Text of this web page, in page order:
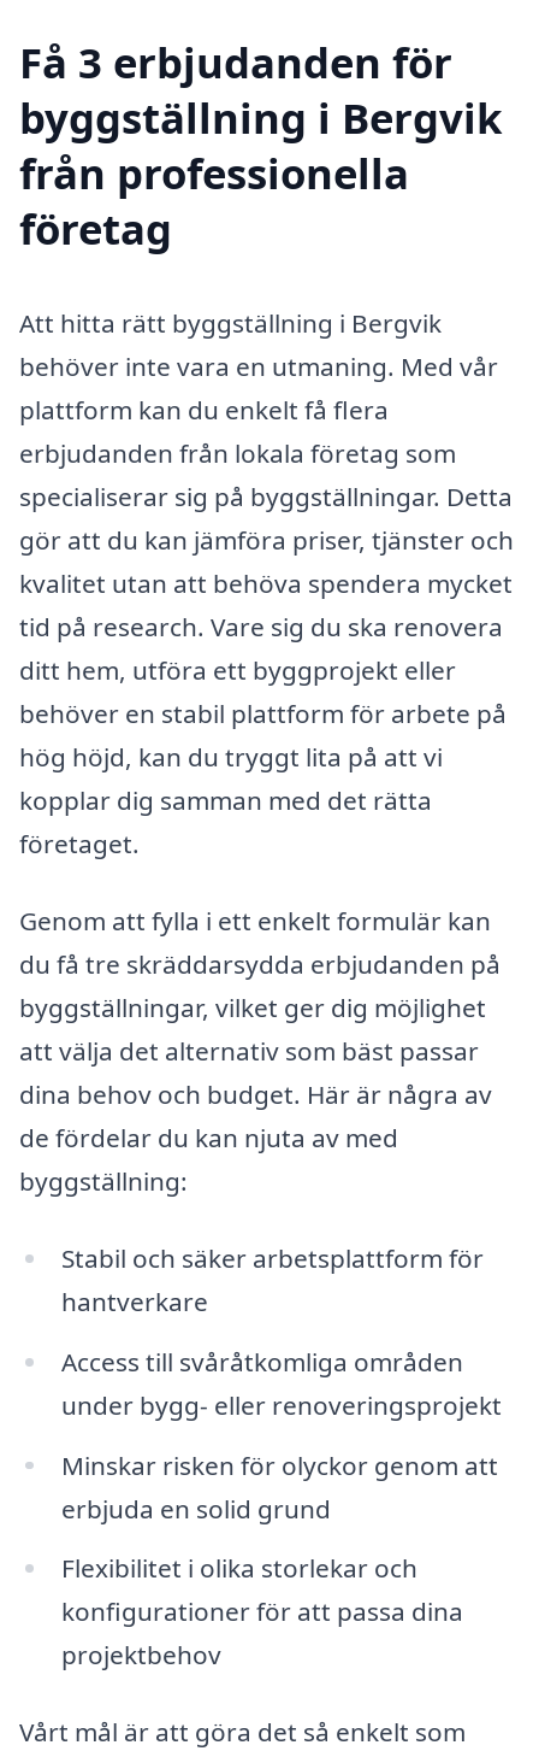
Få 3 erbjudanden för
byggställning i Bergvik
från professionella
företag
Att hitta rätt byggställning i Bergvik
behöver inte vara en utmaning. Med vår
plattform kan du enkelt få flera
erbjudanden från lokala företag som
specialiserar sig på byggställningar. Detta
gör att du kan jämföra priser, tjänster och
kvalitet utan att behöva spendera mycket
tid på research. Vare sig du ska renovera
ditt hem, utföra ett byggprojekt eller
behöver en stabil plattform för arbete på
hög höjd, kan du tryggt lita på att vi
kopplar dig samman med det rätta
företaget.
Genom att fylla i ett enkelt formulär kan
du få tre skräddarsydda erbjudanden på
byggställningar, vilket ger dig möjlighet
att välja det alternativ som bäst passar
dina behov och budget. Här är några av
de fördelar du kan njuta av med
byggställning:
Stabil och säker arbetsplattform för
hantverkare
Access till svåråtkomliga områden
under bygg- eller renoveringsprojekt
Minskar risken för olyckor genom att
erbjuda en solid grund
Flexibilitet i olika storlekar och
konfigurationer för att passa dina
projektbehov
Vårt mål är att göra det så enkelt som